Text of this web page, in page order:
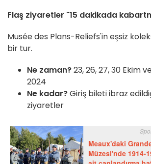
Flaş ziyaretler "15 dakikada
Musée des Plans-Reliefs'in eşsiz
bir tur.
Ne zaman?23, 26, 27, 30 Ekim
2024
Ne kadar?Giriş bileti ibraz
ziyaretler